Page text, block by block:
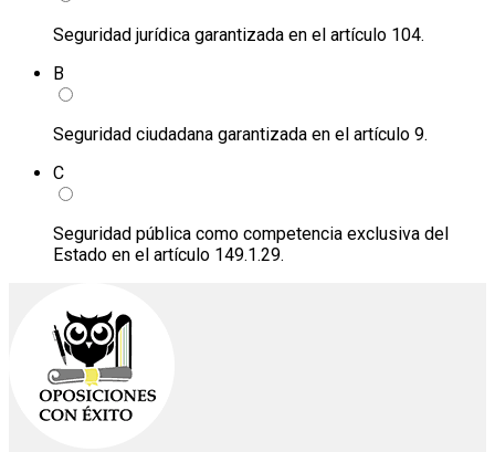
Seguridad jurídica garantizada en el artículo 104.
B
Seguridad ciudadana garantizada en el artículo 9.
C
Seguridad pública como competencia exclusiva del
Estado en el artículo 149.1.29.